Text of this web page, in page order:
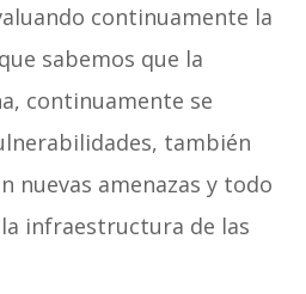
continuamente la
sabemos que la
continuamente se
también
nuevas amenazas y todo
infraestructura de las